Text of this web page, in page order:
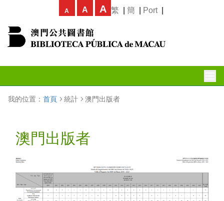
A A A 繁 簡 Port|
我的位置： 首頁 統計 澳門出版者
澳門出版者